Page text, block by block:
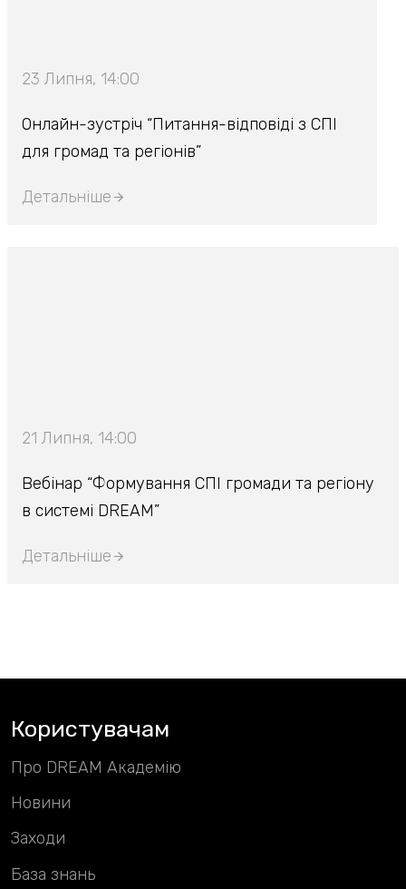
23 Липня, 14:00
Онлайн-зустріч “Питання-відповіді з СПІ
для громад та регіонів”
Детальніше
21 Липня, 14:00
Вебінар “Формування СПІ громади та регіону
в системі DREAM”
Детальніше
Користувачам
Про DREAM Академію
Новини
Заходи
База знань